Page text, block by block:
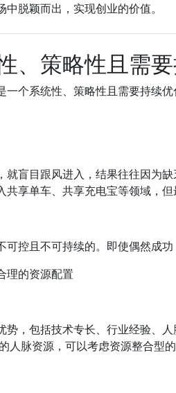
脱颖而出，实现创业的价值。
、策略性且需
个系统性、策略性且需要持续
就盲目跟风进入，结果往往因为
享单车、共享充电宝等领域，
控且不可持续的。即使偶然成
理的资源配置
势，包括技术专长、行业经验、
人脉资源，可以考虑资源整合型的